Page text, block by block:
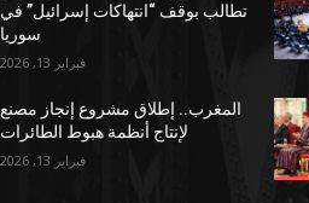
تطالب بوقف “انتهاكات إسرائيل” في
سوريا
فبراير 13, 2026
المغرب.. إطلاق مشروع إنجاز مصنع
لإنتاج أنظمة هبوط الطائرات
فبراير 13, 2026